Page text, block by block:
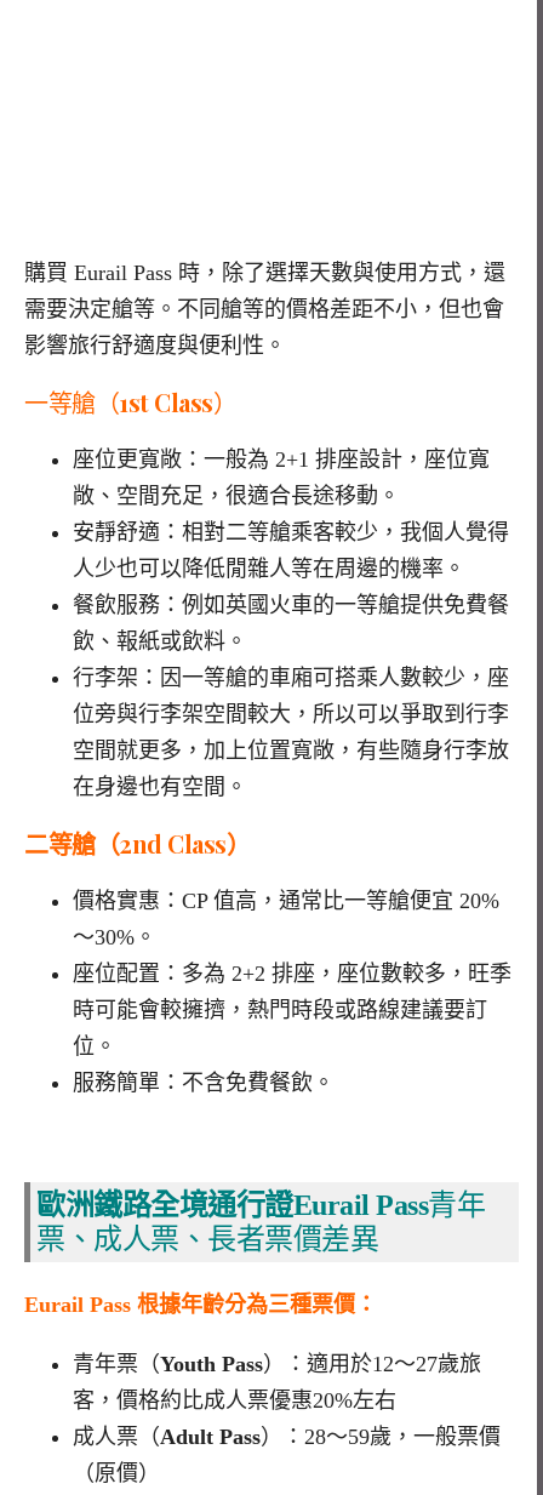
購買 Eurail Pass 時，除了選擇天數與使用方式，還
需要決定艙等。不同艙等的價格差距不小，但也會
影響旅行舒適度與便利性。
一等艙（1st Class）
座位更寬敞：一般為 2+1 排座設計，座位寬
敞、空間充足，很適合長途移動。
安靜舒適：相對二等艙乘客較少，我個人覺得
人少也可以降低閒雜人等在周邊的機率。
餐飲服務：例如英國火車的一等艙提供免費餐
飲、報紙或飲料。
行李架：因一等艙的車廂可搭乘人數較少，座
位旁與行李架空間較大，所以可以爭取到行李
空間就更多，加上位置寬敞，有些隨身行李放
在身邊也有空間。
二等艙（2nd Class）
價格實惠： CP 值高，通常比一等艙便宜 20%
～30% 。
座位配置：多為 2+2 排座，座位數較多，旺季
時可能會較擁擠，熱門時段或路線建議要訂
位。
服務簡單：不含免費餐飲。
歐洲鐵路全境通行證Eurail Pass青年
票、成人票、長者票價差異
Eurail Pass 根據年齡分為三種票價：
青年票（Youth Pass）：適用於12～27歲旅
客，價格約比成人票優惠20%左右
成人票（Adult Pass）： 28～59歲，一般票價
（原價）